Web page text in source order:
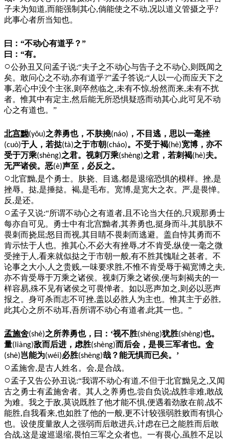
子未为知道,而能强制其心,倘能使之不动,况以道义管摄之乎?
此事心者所当知也。
曰：“不动心有道乎？”
曰：“有。
○公孙丑又问孟子说:“夫子之不动心与告子之不动心,则既闻之
矣。敢问心之不动,亦有道乎?”孟子答说:“人以一心而应天下之
事,若心中没个主张,则卒然临之,未有不惊,纷然而来,未有不扰
者。惟其中有定主,然后能无所恐惧疑惑而动其心,此可见不动
心之有道也。”
北宫黝(yǒu)之养勇也，不肤撓(náo) ，不目逃，思以一毫挫
(cuò)于人，若挞(tà)之于市朝(cháo)。不受于褐(hè)宽博，亦不
受于万乘(shèng)之君。视刺万乘(shèng)之君，若刺褐(hè)夫。
无严诸侯。恶(è)声至，必反之。
○北官黝,是个勇士。肤挠、目逃,都是退缩恐惧的模样。挫,是
挫辱。挞,是捶挞。褐,是毛布。宽博,是宽大之衣。严,是畏惮。
反,是还。
○孟子又说:“所谓不动心之有道者,且不论当大任的,只观那勇士
每亦自可见。勇士中有北宫黝者,其养勇也,挺身而斗,其肌肤不
畏刺而挠屈;怒目而视,其目睛不畏刺而逃避。盖自恃其勇而不
肯示怯于人也。推其心,不必大有挫辱,才不肯受,纵使一毫之微
受挫于人,看来就似挞之于市朝一般,有不胜其愧耻之甚者。不
论事之大小,人之贵贱,一味要求胜,不惟不肯受辱于褐宽博之夫,
亦不肯受辱于万乘之诸侯。视刺万乘之诸侯,便与刺褐夫的一
样容易,殊不见有诸侯之可畏惮者。如以恶声加之,则必以恶声
报之。身可杀而志不可挫,盖以必胜人为主也。惟其主于必胜,
此其心之所不动耳,吾所谓不动心有道者,此其一也。”
孟施舍(shè)之所养勇也，曰：‘视不胜(shèng)犹胜(shèng)也。
量(liàng)敌而后进，虑胜(shèng)而后会，是畏三军者也。 舍
(shè)岂能为(wéi)必胜(shèng)哉？能无惧而已矣。’
○孟施舍,是古人姓名。会,是合战。
○孟子又告公孙丑说:“我谓不动心有道,不但于北官黝见之,又闻
古之勇士有孟施舍者。其人之养勇也,尝自负说;战胜非难,敢战
为难。我之于敌,莫说既胜了他才能不惧,便遇着劲敌在前,战不
能胜,自我看来,也如胜了他的一般,更不计较强弱胜败而有惧心
也。设使度量敌人之强弱而后敢进兵,计虑在已之能胜而后敢
合战,这是逡巡退缩,畏怕三军之众者也。一有畏心,虽胜不足以